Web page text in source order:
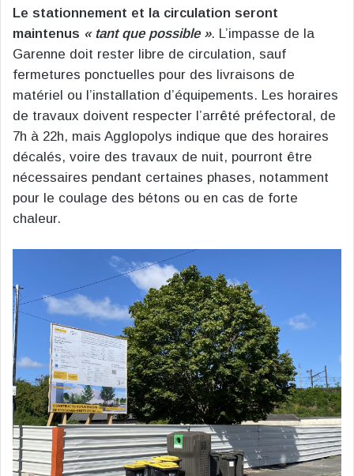
Le stationnement et la circulation seront
maintenus « tant que possible ». L’impasse de la
Garenne doit rester libre de circulation, sauf
fermetures ponctuelles pour des livraisons de
matériel ou l’installation d’équipements. Les horaires
de travaux doivent respecter l’arrêté préfectoral, de
7h à 22h, mais Agglopolys indique que des horaires
décalés, voire des travaux de nuit, pourront être
nécessaires pendant certaines phases, notamment
pour le coulage des bétons ou en cas de forte
chaleur.